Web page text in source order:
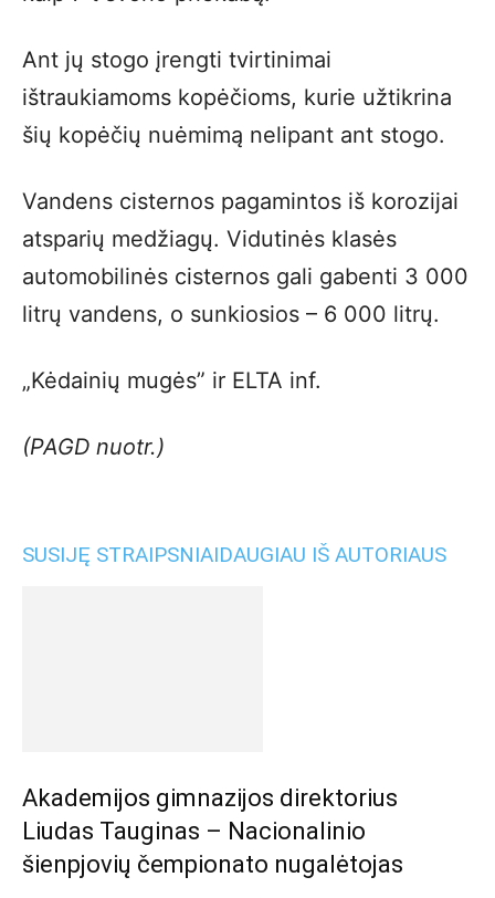
Ant jų stogo įrengti tvirtinimai
ištraukiamoms kopėčioms, kurie užtikrina
šių kopėčių nuėmimą nelipant ant stogo.
Vandens cisternos pagamintos iš korozijai
atsparių medžiagų. Vidutinės klasės
automobilinės cisternos gali gabenti 3 000
litrų vandens, o sunkiosios – 6 000 litrų.
„Kėdainių mugės” ir ELTA inf.
(PAGD nuotr.)
SUSIJĘ STRAIPSNIAIDAUGIAU IŠ AUTORIAUS
Akademijos gimnazijos direktorius
Liudas Tauginas – Nacionalinio
šienpjovių čempionato nugalėtojas